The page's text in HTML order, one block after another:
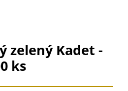
zelený Kadet -
ks